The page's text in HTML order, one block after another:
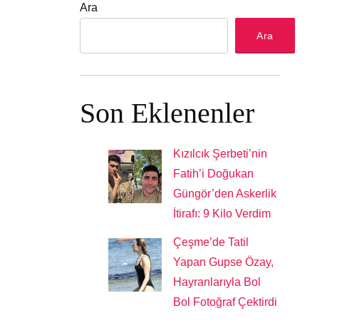
Ara
Ara
Son Eklenenler
Kızılcık Şerbeti’nin
Fatih’i Doğukan
Güngör’den Askerlik
İtirafı: 9 Kilo Verdim
Çeşme’de Tatil
Yapan Gupse Özay,
Hayranlarıyla Bol
Bol Fotoğraf Çektirdi